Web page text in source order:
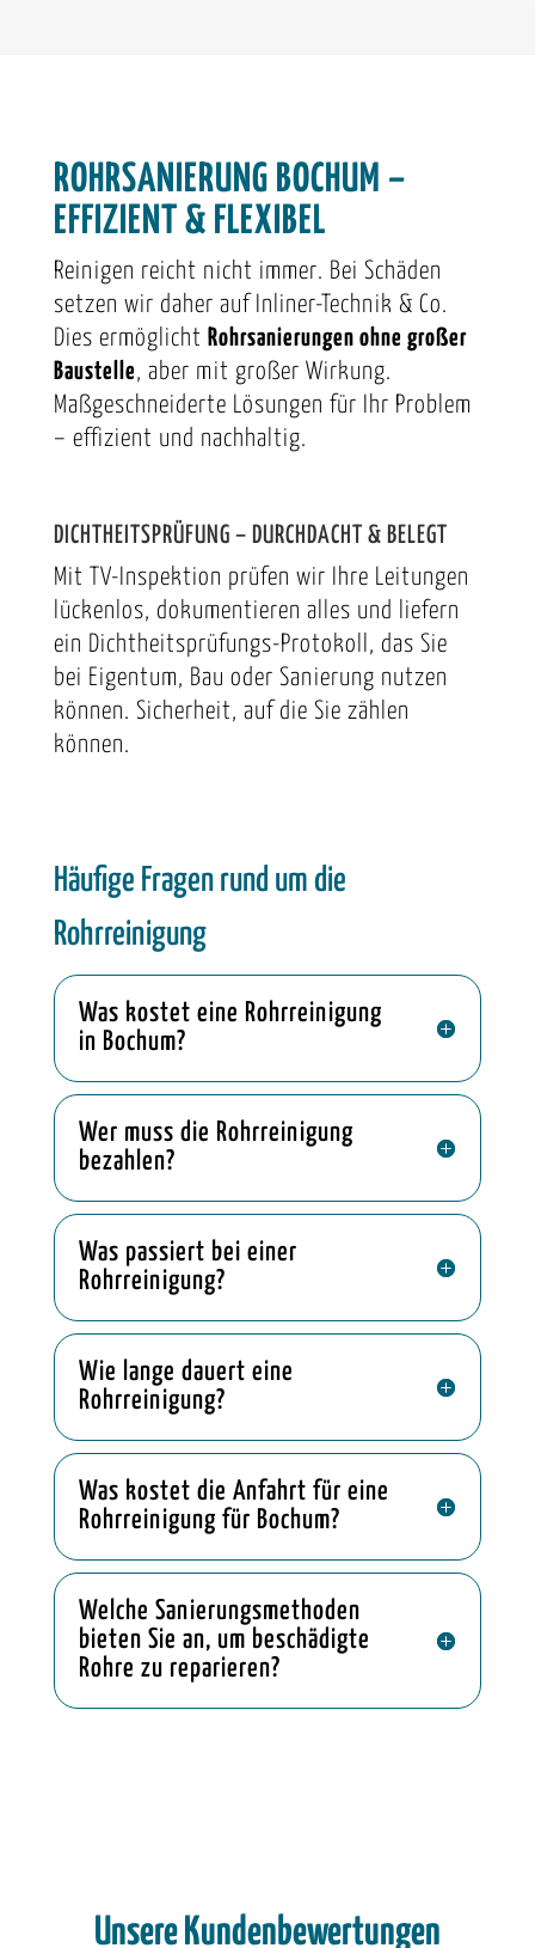
ROHRSANIERUNG BOCHUM –
EFFIZIENT & FLEXIBEL
Reinigen reicht nicht immer. Bei Schäden
setzen wir daher auf Inliner-Technik & Co.
Dies ermöglicht Rohrsanierungen ohne großer
Baustelle, aber mit großer Wirkung.
Maßgeschneiderte Lösungen für Ihr Problem
– effizient und nachhaltig.
DICHTHEITSPRÜFUNG – DURCHDACHT & BELEGT
Mit TV-Inspektion prüfen wir Ihre Leitungen
lückenlos, dokumentieren alles und liefern
ein Dichtheitsprüfungs-Protokoll, das Sie
bei Eigentum, Bau oder Sanierung nutzen
können. Sicherheit, auf die Sie zählen
können.
Häufige Fragen rund um die
Rohrreinigung
Was kostet eine Rohrreinigung
in Bochum?
Wer muss die Rohrreinigung
bezahlen?
Was passiert bei einer
Rohrreinigung?
Wie lange dauert eine
Rohrreinigung?
Was kostet die Anfahrt für eine
Rohrreinigung für Bochum?
Welche Sanierungsmethoden
bieten Sie an, um beschädigte
Rohre zu reparieren?
Unsere Kundenbewertungen